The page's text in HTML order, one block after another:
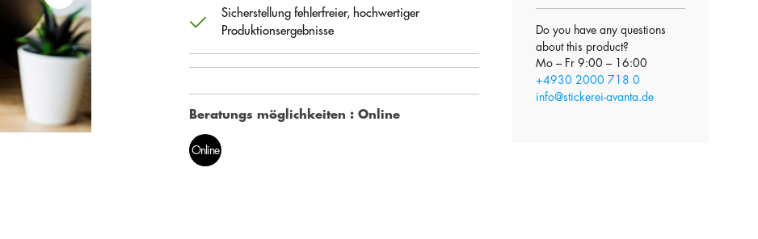
Sicherstellung fehlerfreier, hochwertiger
Produktionsergebnisse
Beratungs möglichkeiten : Online
Online
Do you have any questions
about this product?
Mo – Fr 9:00 – 16:00
+4930 2000 718 0
info@stickerei-avanta.de